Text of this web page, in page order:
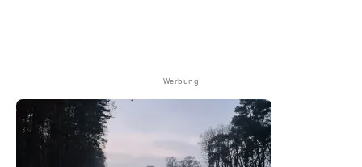
Werbung